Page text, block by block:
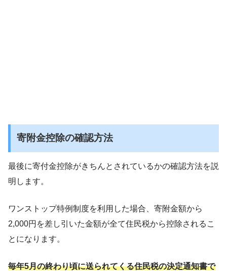
ずつきれいに食べます(^^)
寄附金控除の確認方法
最後に寄付金控除がきちんとされているかの確認方法を説
明します。
ワンストップ特例制度を利用した場合、寄附金額から
2,000円を差し引いた金額が全て住民税から控除されるこ
とになります。
毎年5月の終わり頃に送られてくる住民税の決定通知書で